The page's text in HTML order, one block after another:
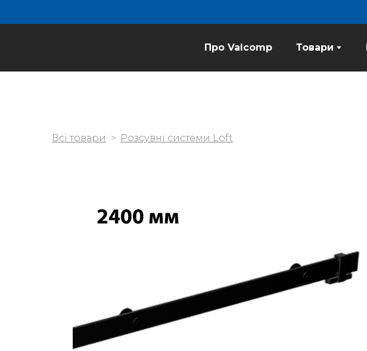
Про Valcomp Товари
Всі товари Розсувні системи Loft